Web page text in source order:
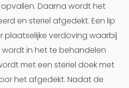
Daarna wordt het
en steriel afgedekt. Een lip
plaatselijke verdoving waarbij
in het te behandelen
met een steriel doek met
het afgedekt. Nadat de